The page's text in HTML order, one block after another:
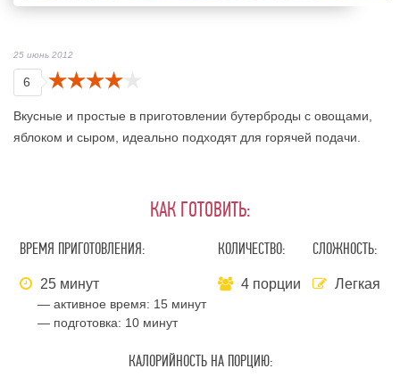
25 июнь 2012
6
Вкусные и простые в приготовлении бутерброды с овощами,
яблоком и сыром, идеально подходят для горячей подачи.
КАК ГОТОВИТЬ:
ВРЕМЯ ПРИГОТОВЛЕНИЯ:
25 минут
— активное время: 15 минут
— подготовка: 10 минут
КОЛИЧЕСТВО:
4 порции
СЛОЖНОСТЬ:
Легкая
КАЛОРИЙНОСТЬ НА ПОРЦИЮ: